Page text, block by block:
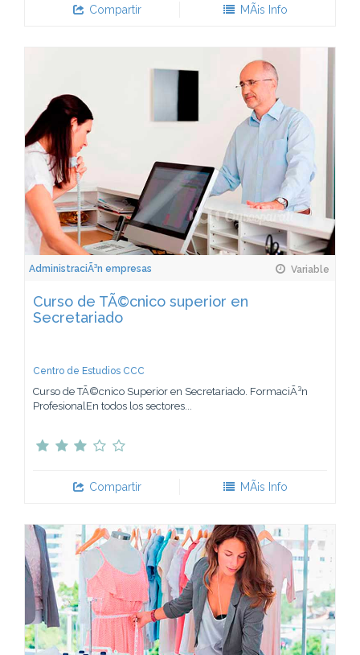
Compartir MÃ¡s Info
AdministraciÃ³n empresas Variable
Curso de TÃ©cnico superior en
Secretariado
Centro de Estudios CCC
Curso de TÃ©cnico Superior en Secretariado. FormaciÃ³n
ProfesionalEn todos los sectores...
Compartir MÃ¡s Info